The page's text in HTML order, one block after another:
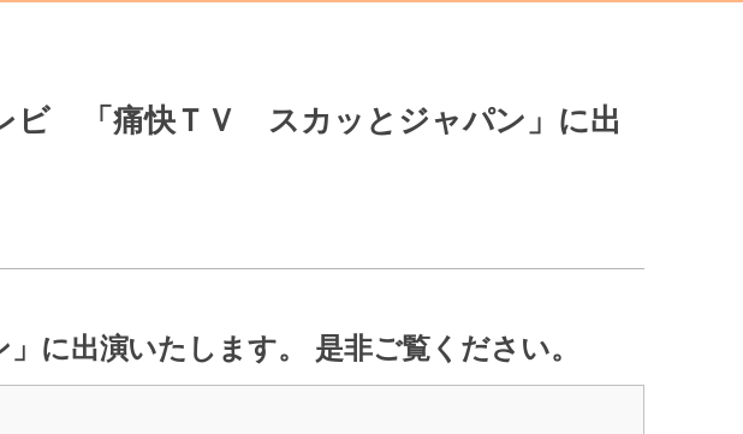
ビ 「痛快ＴＶ スカッとジャパン」に出
に出演いたします。 是非ご覧ください。